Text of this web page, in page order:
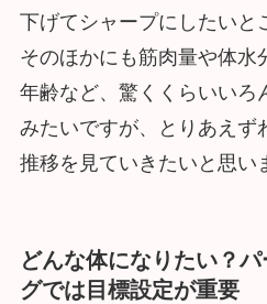
下げてシャープにしたいと
そのほかにも筋肉量や体水
年齢など、驚くくらいいろ
みたいですが、とりあえず
推移を見ていきたいと思い
どんな体になりたい？
グでは目標設定が重要